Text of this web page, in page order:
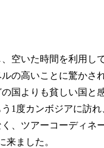
空いた時間を利用し
高いことに驚かさ
国よりも貧しい国と
度カンボジアに訪れ
、ツアーコーディネ
ました。